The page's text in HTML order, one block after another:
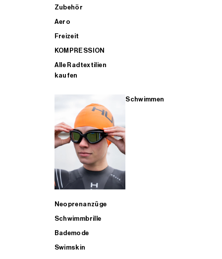
Zubehör
Aero
Freizeit
KOMPRESSION
Alle Radtextilien
kaufen
Schwimmen
Neoprenanzüge
Schwimmbrille
Bademode
Swimskin